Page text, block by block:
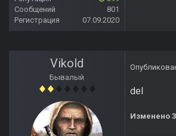
Сообщений
801
Регистрация
07.09.2020
Vikold
Бывалый
del
Изменено